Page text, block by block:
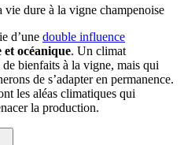
dure à la vigne champenoise
d’une double influence
et océanique. Un climat
bienfaits à la vigne, mais qui
de s’adapter en permanence.
les aléas climatiques qui
la production.